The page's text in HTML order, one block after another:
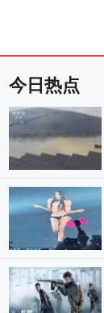
今日热点